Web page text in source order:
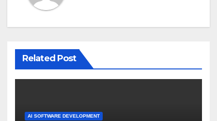
Related Post
AI SOFTWARE DEVELOPMENT